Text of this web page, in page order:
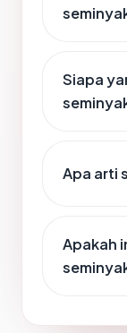
Siapa
Apa arti
Apakah